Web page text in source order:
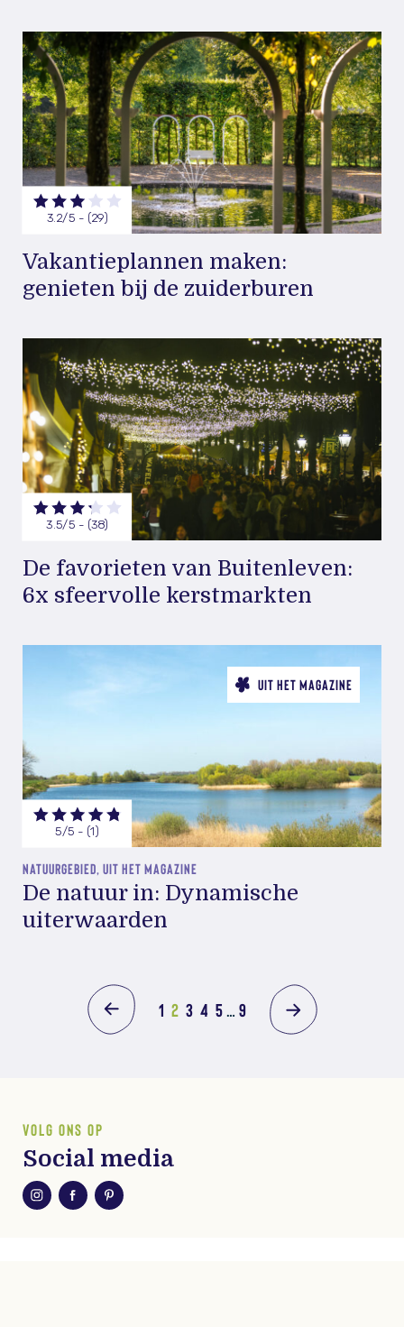
3.2/5 - (29)
Vakantieplannen maken:
genieten bij de zuiderburen
3.5/5 - (38)
De favorieten van Buitenleven:
6x sfeervolle kerstmarkten
UIT HET MAGAZINE
5/5 - (1)
NATUURGEBIED, UIT HET MAGAZINE
De natuur in: Dynamische
uiterwaarden
1 2 3 4 5… 9
VOLG ONS OP
Social media